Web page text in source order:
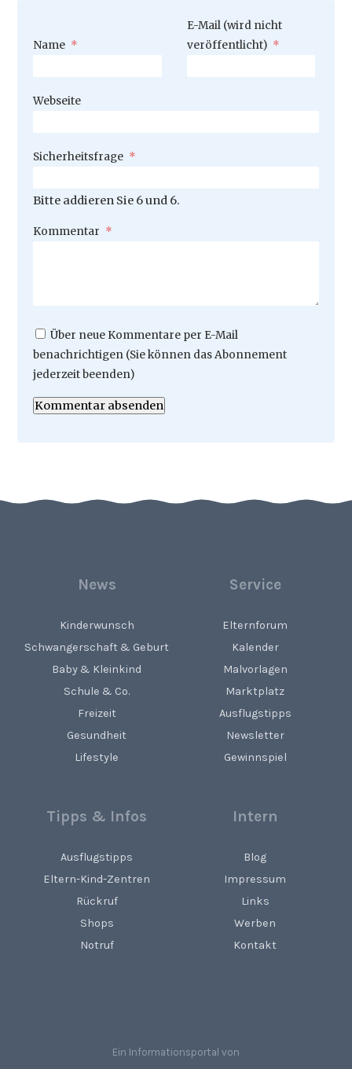
Pflichtfeld
Name *
Pflichtfeld
E-Mail (wird nicht
veröffentlicht) *
Webseite
Pflichtfeld
Sicherheitsfrage *
Bitte addieren Sie 6 und 6.
Pflichtfeld
Kommentar *
Über neue Kommentare per E-Mail
benachrichtigen (Sie können das Abonnement
jederzeit beenden)
Kommentar absenden
News
Kinderwunsch
Schwangerschaft & Geburt
Baby & Kleinkind
Schule & Co.
Freizeit
Gesundheit
Lifestyle
Service
Elternforum
Kalender
Malvorlagen
Marktplatz
Ausflugstipps
Newsletter
Gewinnspiel
Tipps & Infos
Ausflugstipps
Eltern-Kind-Zentren
Rückruf
Shops
Notruf
Intern
Blog
Impressum
Links
Werben
Kontakt
Ein Informationsportal von